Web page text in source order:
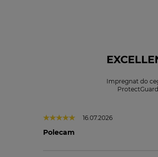
Impregnat do
ProtectGuard
16.07.2026
Polecam